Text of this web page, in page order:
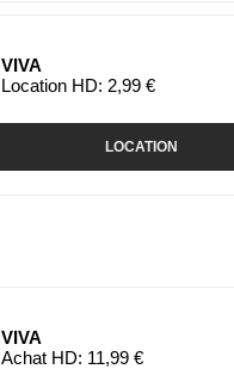
VIVA
Location HD: 2,99 €
LOCATION
VIVA
Achat HD: 11,99 €